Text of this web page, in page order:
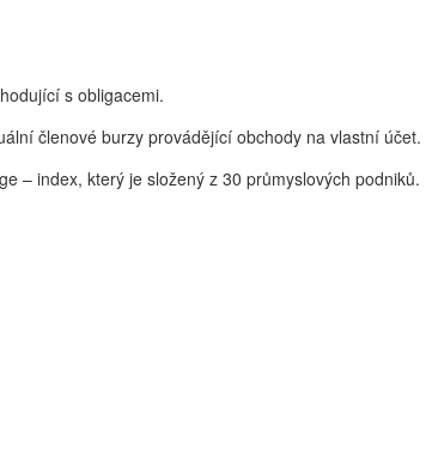
s obligacemi.
členové burzy provádějící obchody na vlastní účet.
– index, který je složený z 30 průmyslových podniků.